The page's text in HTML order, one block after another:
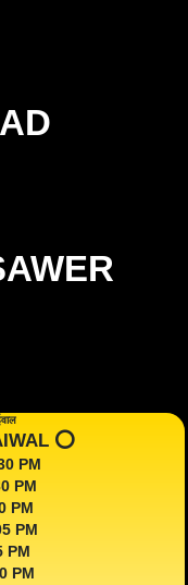
⭕️
PM
PM
PM
PM
PM
PM